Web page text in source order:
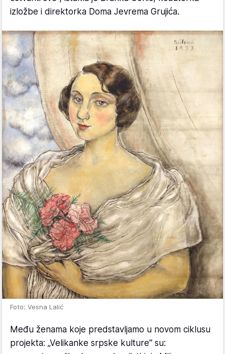
izložbe i direktorka Doma Jevrema Grujića.
Foto: Vesna Lalić
Među ženama koje predstavljamo u novom ciklusu
projekta: „Velikanke srpske kulture“ su: